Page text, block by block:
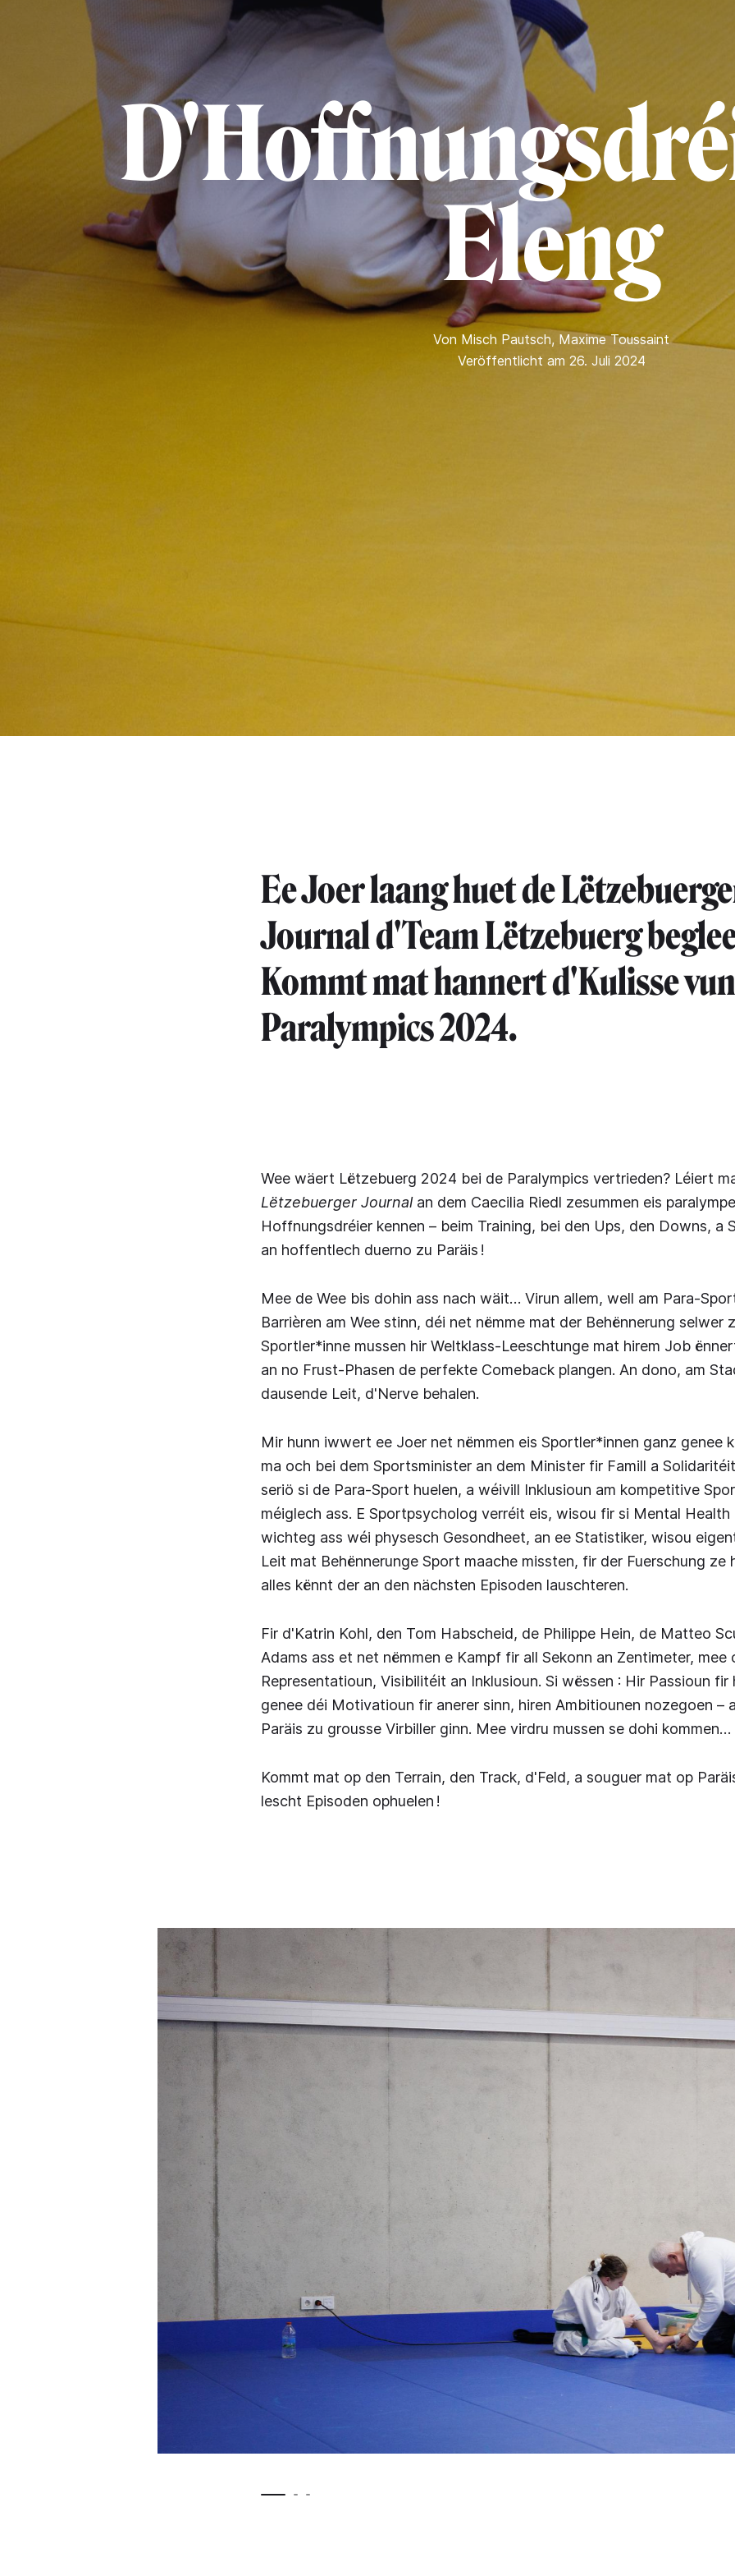
Eleng
Von Misch Pautsch, Maxime Toussaint
Veröffentlicht am 26. Juli 2024
Ee Joer laang huet de
Journal d'Team Lëtzebuerg
Kommt mat hannert d'Kulisse
Paralympics 2024.
Wee wäert Lëtzebuerg 2024 bei de Paralympics vertrieden? Léiert
Lëtzebuerger Journal an dem Caecilia Riedl zesummen eis
Hoffnungsdréier kennen – beim Training, bei den Ups, den Downs, a
an hoffentlech duerno zu Paräis !
Mee de Wee bis dohin ass nach wäit… Virun allem, well am Para-
Barrièren am Wee stinn, déi net nëmme mat der Behënnerung selwer
Sportler*inne mussen hir Weltklass-Leeschtunge mat hirem Job
an no Frust-Phasen de perfekte Comeback plangen. An dono, am
dausende Leit, d'Nerve behalen.
Mir hunn iwwert ee Joer net nëmmen eis Sportler*innen ganz genee
ma och bei dem Sportsminister an dem Minister fir Famill a
seriö si de Para-Sport huelen, a wéivill Inklusioun am kompetitive
méiglech ass. E Sportpsycholog verréit eis, wisou fir si Mental Health
wichteg ass wéi physesch Gesondheet, an ee Statistiker, wisou
Leit mat Behënnerunge Sport maache missten, fir der Fuerschung ze
alles kënnt der an den nächsten Episoden lauschteren.
Fir d'Katrin Kohl, den Tom Habscheid, de Philippe Hein, de Matteo
Adams ass et net nëmmen e Kampf fir all Sekonn an Zentimeter, mee
Representatioun, Visibilitéit an Inklusioun. Si wëssen : Hir Passioun fir
genee déi Motivatioun fir anerer sinn, hiren Ambitiounen nozegoen –
Paräis zu grousse Virbiller ginn. Mee virdru mussen se dohi kommen…
Kommt mat op den Terrain, den Track, d'Feld, a souguer mat op
lescht Episoden ophuelen !